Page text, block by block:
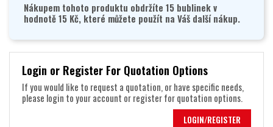
Nákupem tohoto produktu obdržíte 15 bublinek v
hodnotě 15 Kč, které můžete použít na Váš další nákup.
Login or Register For Quotation Options
If you would like to request a quotation, or have specific needs,
please login to your account or register for quotation options.
LOGIN/REGISTER